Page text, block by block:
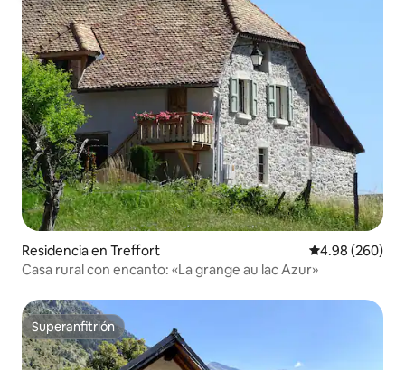
Residencia en Treffort Calificación
4.98 (260)
Casa rural con encanto: «La grange au lac Azur»
Superanfitrión
Superanfitrión